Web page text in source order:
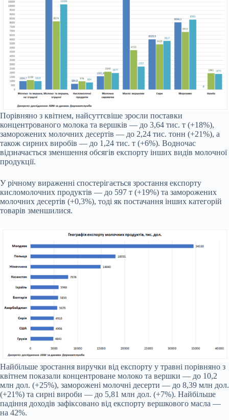
Порівняно з квітнем, найсуттєвіше зросли поставки
концентрованого молока та вершків — до 3,64 тис. т (+18%),
заморожених молочних десертів — до 2,24 тис. тонн (+21%), а
також сирних виробів — до 1,24 тис. т (+6%). Водночас
відзначається зменшення обсягів експорту інших видів молочної
продукції.
У річному вираженні спостерігається зростання експорту
кисломолочних продуктів — до 597 т (+19%) та заморожених
молочних десертів (+0,3%), тоді як постачання інших категорій
товарів зменшилися.
Найбільше зростання виручки від експорту у травні порівняно з
квітнем показали концентроване молоко та вершки — до 10,2
млн дол. (+25%), заморожені молочні десерти — до 8,39 млн дол.
(+21%) та сирні вироби — до 5,81 млн дол. (+7%). Найбільше
падіння доходів зафіксовано від експорту вершкового масла —
на 42%.